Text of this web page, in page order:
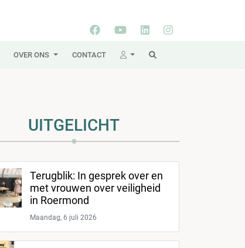
OVER ONS CONTACT
UITGELICHT
Terugblik: In gesprek over en
met vrouwen over veiligheid
in Roermond
Maandag, 6 juli 2026